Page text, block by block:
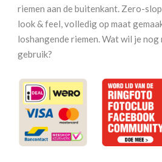
riemen aan de buitenkant. Zero-
look & feel, volledig op maat
loshangende riemen. Wat wil je
gebruik?